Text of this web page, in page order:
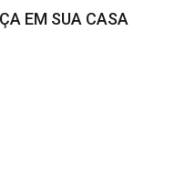
EM SUA CASA